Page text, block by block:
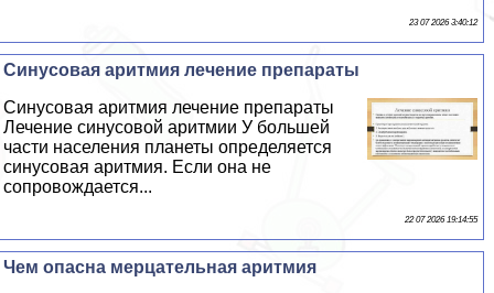
23 07 2026 3:40:12
Синусовая аритмия лечение препараты
Синусовая аритмия лечение препараты
Лечение синусовой аритмии У большей
части населения планеты определяется
синусовая аритмия. Если она не
сопровождается...
22 07 2026 19:14:55
Чем опасна мерцательная аритмия